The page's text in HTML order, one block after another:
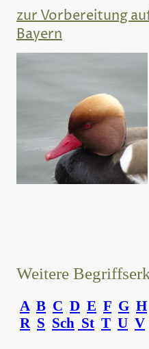
zur Vorbereitung
Bayern
Weitere
A B C D E F G H
R S Sch St T U V